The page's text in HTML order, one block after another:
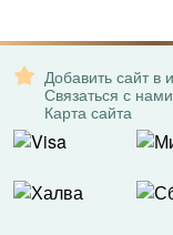
Добавить сайт в
Связаться с нами
Карта сайта